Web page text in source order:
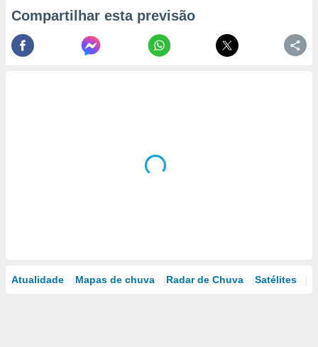
Compartilhar esta previsão
Atualidade Mapas de chuva Radar de Chuva Satélites